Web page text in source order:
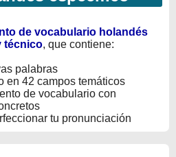
de vocabulario holandés
técnico, que contiene:
palabras
en 42 campos temáticos
de vocabulario con
tu pronunciación